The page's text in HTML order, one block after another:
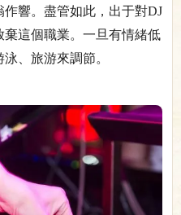
響。盡管如此，出于對DJ
這個職業。一旦有情緒低
、旅游來調節。